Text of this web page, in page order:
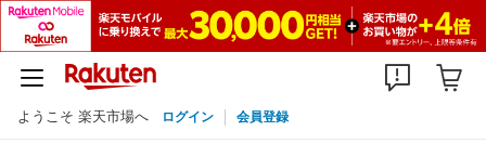
ようこそ 楽天市場へ ログイン 会員登録